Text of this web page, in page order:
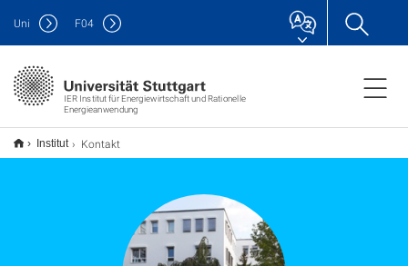
IER Institut für Energiewirtschaft und Rationelle
Energieanwendung
Uni F04
Institut Kontakt